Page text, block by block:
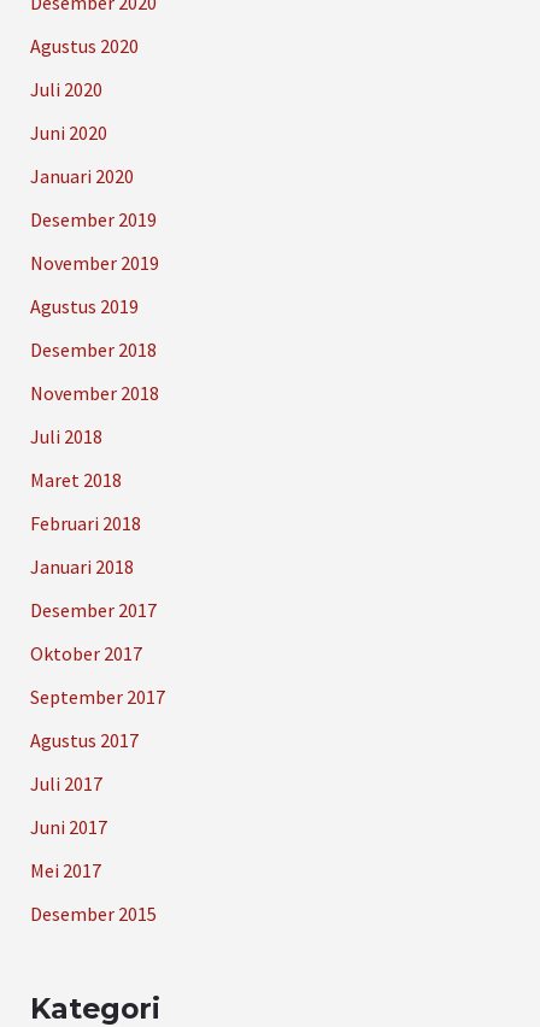
Agustus 2020
Juli 2020
Juni 2020
Januari 2020
Desember 2019
November 2019
Agustus 2019
Desember 2018
November 2018
Juli 2018
Maret 2018
Februari 2018
Januari 2018
Desember 2017
Oktober 2017
September 2017
Agustus 2017
Juli 2017
Juni 2017
Mei 2017
Desember 2015
Kategori